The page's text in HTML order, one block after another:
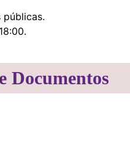
públicas.
Documentos